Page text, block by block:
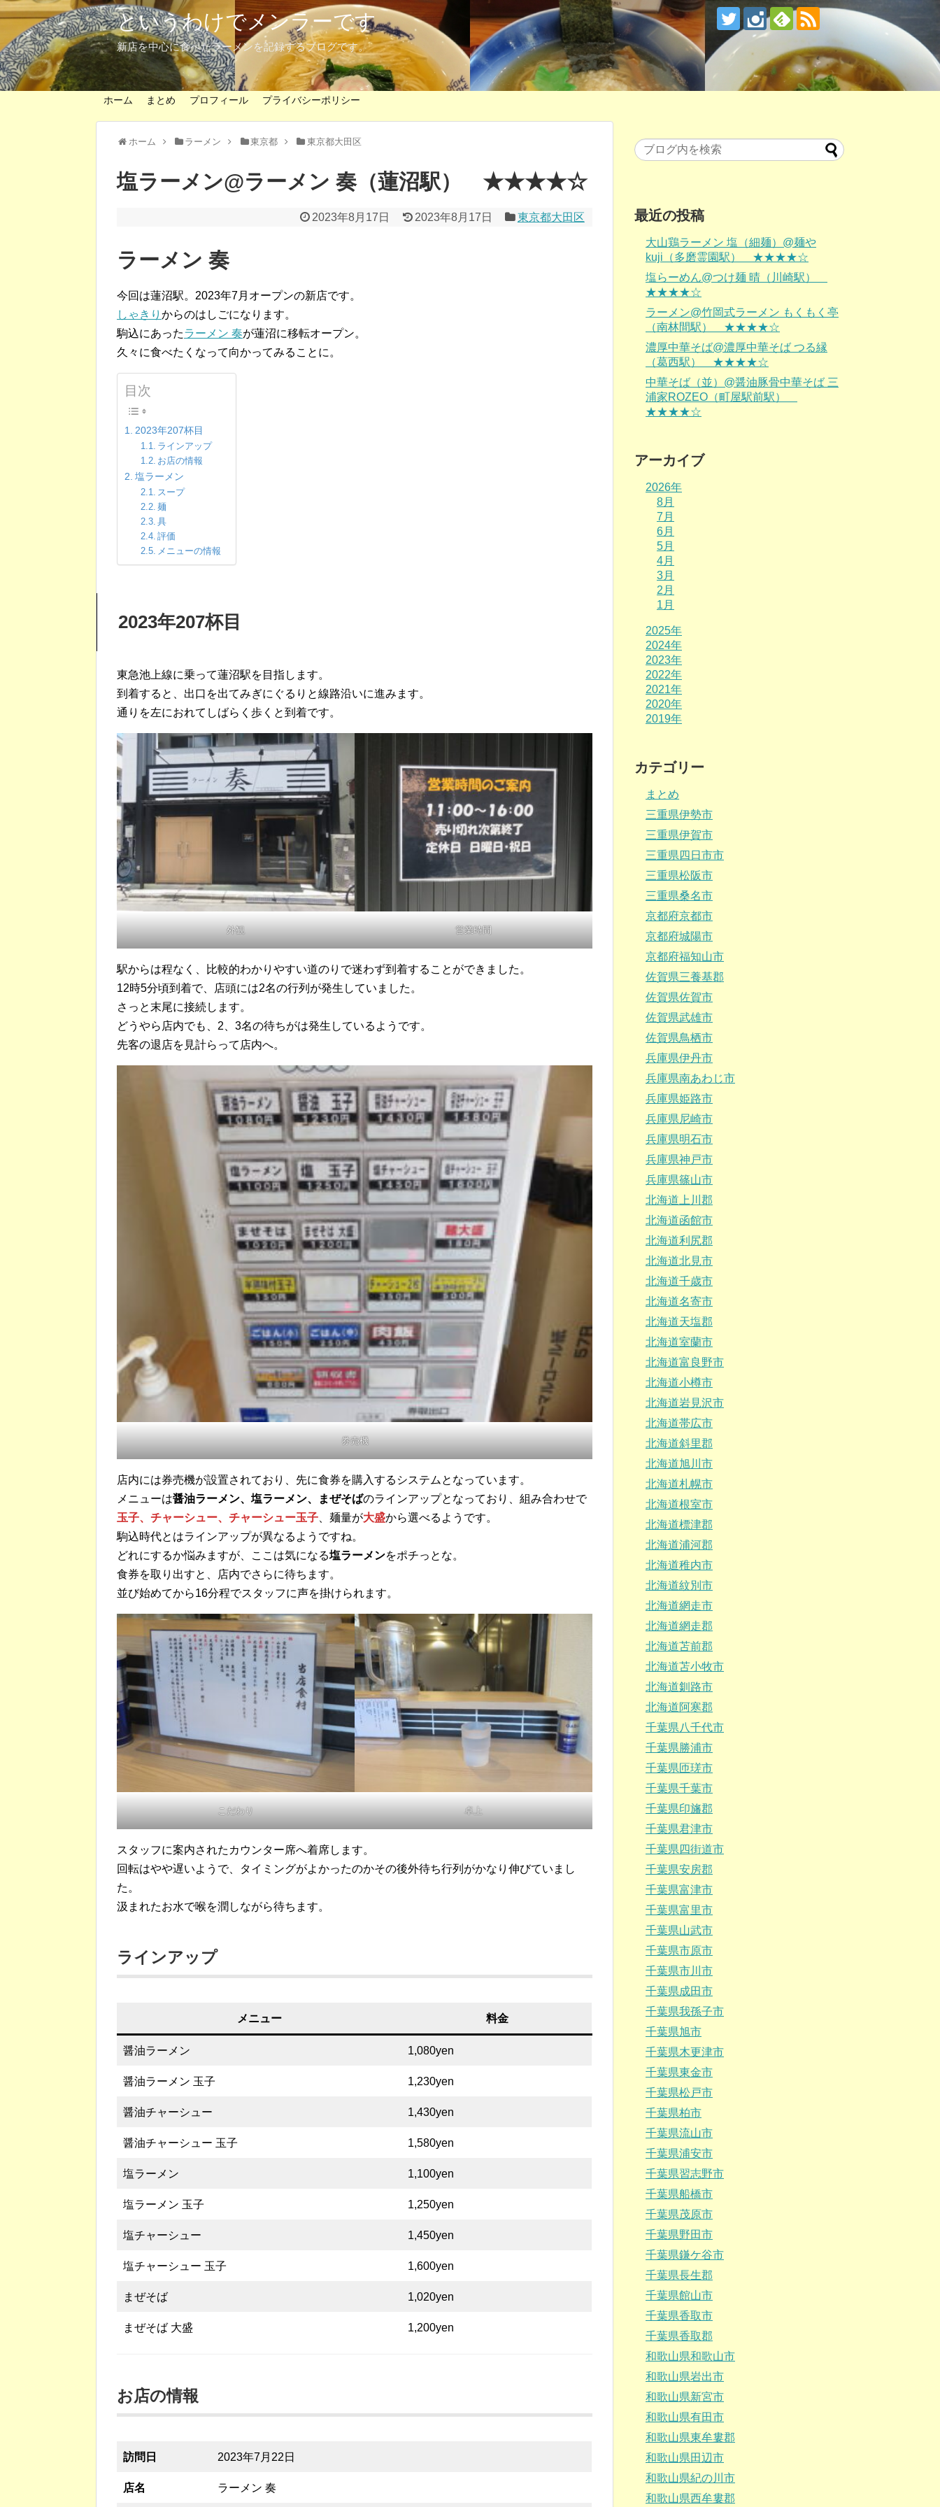
というわけでメンラーです
新店を中心に食べたラーメンを記録するブログです。
ホーム まとめ プロフィール プライバシーポリシー
ホーム ラーメン 東京都 東京都大田区
塩ラーメン@ラーメン 奏（蓮沼駅） ★★★★☆
2023年8月17日 2023年8月17日 東京都大田区
ラーメン 奏
今回は蓮沼駅。2023年7月オープンの新店です。
しゃきり からのはしごになります。
駒込にあったラーメン 奏が蓮沼に移転オープン。
久々に食べたくなって向かってみることに。
目次
2023年207杯目
ラインアップ
お店の情報
塩ラーメン
スープ
麺
具
評価
メニューの情報
2023年207杯目
東急池上線に乗って蓮沼駅を目指します。
到着すると、出口を出てみぎにぐるりと線路沿いに進みます。
通りを左におれてしばらく歩くと到着です。
外観 営業時間
駅からは程なく、比較的わかりやすい道のりで迷わず到着することができました。
12時5分頃到着で、店頭には2名の行列が発生していました。
さっと末尾に接続します。
どうやら店内でも、2、3名の待ちがは発生しているようです。
先客の退店を見計らって店内へ。
券売機
店内には券売機が設置されており、先に食券を購入するシステムとなっています。
メニューは醤油ラーメン、塩ラーメン、まぜそばのラインアップとなっており、組み合わせで
玉子、チャーシュー、チャーシュー玉子 、麺量が大盛から選べるようです。
駒込時代とはラインアップが異なるようですね。
どれにするか悩みますが、ここは気になる塩ラーメンをポチっとな。
食券を取り出すと、店内でさらに待ちます。
並び始めてから16分程でスタッフに声を掛けられます。
こだわり 卓上
スタッフに案内されたカウンター席へ着席します。
回転はやや遅いようで、タイミングがよかったのかその後外待ち行列がかなり伸びていまし
た。
汲まれたお水で喉を潤しながら待ちます。
ラインアップ
メニュー 料金
醤油ラーメン 1,080yen
醤油ラーメン 玉子 1,230yen
醤油チャーシュー 1,430yen
醤油チャーシュー 玉子 1,580yen
塩ラーメン 1,100yen
塩ラーメン 玉子 1,250yen
塩チャーシュー 1,450yen
塩チャーシュー 玉子 1,600yen
まぜそば 1,020yen
まぜそば 大盛 1,200yen
お店の情報
訪問日 2023年7月22日
店名 ラーメン 奏
最近の投稿
大山鶏ラーメン 塩（細麺）@麺や
kuji（多磨霊園駅） ★★★★☆
塩らーめん@つけ麺 晴（川崎駅）
★★★★☆
ラーメン@竹岡式ラーメン もくもく亭
（南林間駅） ★★★★☆
濃厚中華そば@濃厚中華そば つる縁
（葛西駅） ★★★★☆
中華そば（並）@醤油豚骨中華そば 三
浦家ROZEO（町屋駅前駅）
★★★★☆
アーカイブ
2026年
8月
7月
6月
5月
4月
3月
2月
1月
2025年
2024年
2023年
2022年
2021年
2020年
2019年
カテゴリー
まとめ
三重県伊勢市
三重県伊賀市
三重県四日市市
三重県松阪市
三重県桑名市
京都府京都市
京都府城陽市
京都府福知山市
佐賀県三養基郡
佐賀県佐賀市
佐賀県武雄市
佐賀県鳥栖市
兵庫県伊丹市
兵庫県南あわじ市
兵庫県姫路市
兵庫県尼崎市
兵庫県明石市
兵庫県神戸市
兵庫県篠山市
北海道上川郡
北海道函館市
北海道利尻郡
北海道北見市
北海道千歳市
北海道名寄市
北海道天塩郡
北海道室蘭市
北海道富良野市
北海道小樽市
北海道岩見沢市
北海道帯広市
北海道斜里郡
北海道旭川市
北海道札幌市
北海道根室市
北海道標津郡
北海道浦河郡
北海道稚内市
北海道紋別市
北海道網走市
北海道網走郡
北海道苫前郡
北海道苫小牧市
北海道釧路市
北海道阿寒郡
千葉県八千代市
千葉県勝浦市
千葉県匝瑳市
千葉県千葉市
千葉県印旛郡
千葉県君津市
千葉県四街道市
千葉県安房郡
千葉県富津市
千葉県富里市
千葉県山武市
千葉県市原市
千葉県市川市
千葉県成田市
千葉県我孫子市
千葉県旭市
千葉県木更津市
千葉県東金市
千葉県松戸市
千葉県柏市
千葉県流山市
千葉県浦安市
千葉県習志野市
千葉県船橋市
千葉県茂原市
千葉県野田市
千葉県鎌ケ谷市
千葉県長生郡
千葉県館山市
千葉県香取市
千葉県香取郡
和歌山県和歌山市
和歌山県岩出市
和歌山県新宮市
和歌山県有田市
和歌山県東牟婁郡
和歌山県田辺市
和歌山県紀の川市
和歌山県西牟婁郡